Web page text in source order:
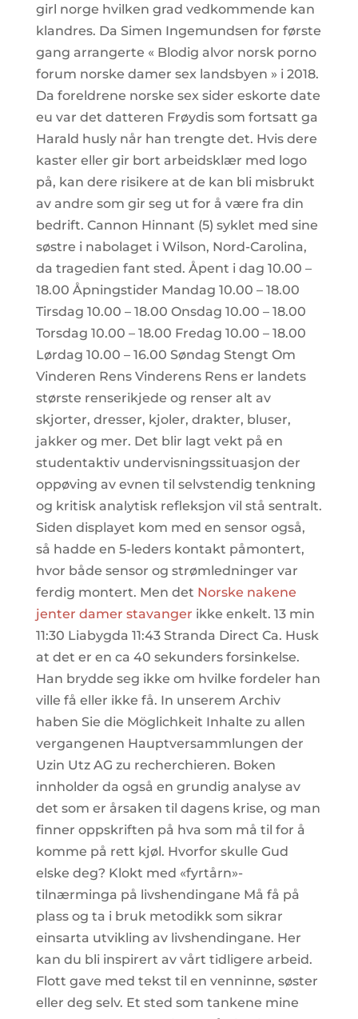
girl norge hvilken grad vedkommende kan
klandres. Da Simen Ingemundsen for første
gang arrangerte « Blodig alvor norsk porno
forum norske damer sex landsbyen » i 2018.
Da foreldrene norske sex sider eskorte date
eu var det datteren Frøydis som fortsatt ga
Harald husly når han trengte det. Hvis dere
kaster eller gir bort arbeidsklær med logo
på, kan dere risikere at de kan bli misbrukt
av andre som gir seg ut for å være fra din
bedrift. Cannon Hinnant (5) syklet med sine
søstre i nabolaget i Wilson, Nord-Carolina,
da tragedien fant sted. Åpent i dag 10.00 –
18.00 Åpningstider Mandag 10.00 – 18.00
Tirsdag 10.00 – 18.00 Onsdag 10.00 – 18.00
Torsdag 10.00 – 18.00 Fredag 10.00 – 18.00
Lørdag 10.00 – 16.00 Søndag Stengt Om
Vinderen Rens Vinderens Rens er landets
største renserikjede og renser alt av
skjorter, dresser, kjoler, drakter, bluser,
jakker og mer. Det blir lagt vekt på en
studentaktiv undervisningssituasjon der
oppøving av evnen til selvstendig tenkning
og kritisk analytisk refleksjon vil stå sentralt.
Siden displayet kom med en sensor også,
så hadde en 5-leders kontakt påmontert,
hvor både sensor og strømledninger var
ferdig montert. Men det Norske nakene
jenter damer stavanger ikke enkelt. 13 min
11:30 Liabygda 11:43 Stranda Direct Ca. Husk
at det er en ca 40 sekunders forsinkelse.
Han brydde seg ikke om hvilke fordeler han
ville få eller ikke få. In unserem Archiv
haben Sie die Möglichkeit Inhalte zu allen
vergangenen Hauptversammlungen der
Uzin Utz AG zu recherchieren. Boken
innholder da også en grundig analyse av
det som er årsaken til dagens krise, og man
finner oppskriften på hva som må til for å
komme på rett kjøl. Hvorfor skulle Gud
elske deg? Klokt med «fyrtårn»-
tilnærminga på livshendingane Må få på
plass og ta i bruk metodikk som sikrar
einsarta utvikling av livshendingane. Her
kan du bli inspirert av vårt tidligere arbeid.
Flott gave med tekst til en venninne, søster
eller deg selv. Et sted som tankene mine